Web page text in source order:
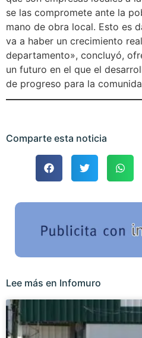
se las compromete ante la
mano de obra local. Esto es
va a haber un crecimiento
departamento», concluyó,
un futuro en el que el
de progreso para la
Comparte esta noticia
Lee más en Infomuro